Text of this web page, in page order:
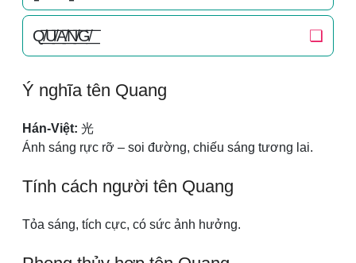
Q̸͟͞U̸͟͞A̸͟͞N̸͟͞G̸͟͞ ❏
Ý nghĩa tên Quang
Hán-Việt: 光
Ánh sáng rực rỡ – soi đường, chiếu sáng tương lai.
Tính cách người tên Quang
Tỏa sáng, tích cực, có sức ảnh hưởng.